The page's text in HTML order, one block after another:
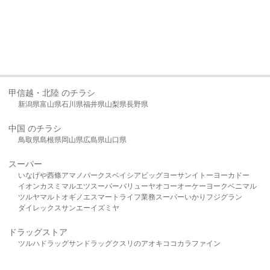
甲信越・北陸 のチラシ
新潟県富山県石川県福井県山梨県長野県
中国 のチラシ
鳥取県島根県岡山県広島県山口県
スーパー
いなげや西條アマノパークスベイシア ビッグヨーサンイトーヨーカドー
イオンカスミ マルエツスーパーバリューヤオコーオーケー ヨークベニマル
ツルヤマルト オギノ エスマート ライフ業務スーパーいかり フジグラン
ダイレックスサンエーイズミヤ
ドラッグストア
ツルハドラッグサンドラッグクスリのアオキ ココカラファイン